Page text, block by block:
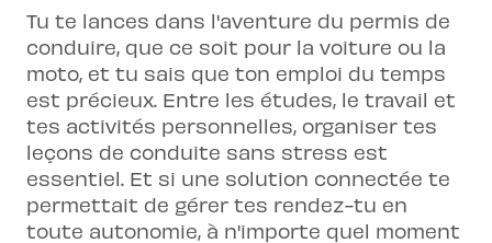
Tu te lances dans l'aventure du permis de
conduire, que ce soit pour la voiture ou la
moto, et tu sais que ton emploi du temps
est précieux. Entre les études, le travail et
tes activités personnelles, organiser tes
leçons de conduite sans stress est
essentiel. Et si une solution connectée te
permettait de gérer tes rendez-tu en
toute autonomie, à n'importe quel moment